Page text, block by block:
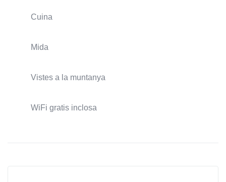
Cuina
Mida
Vistes a la muntanya
WiFi gratis inclosa